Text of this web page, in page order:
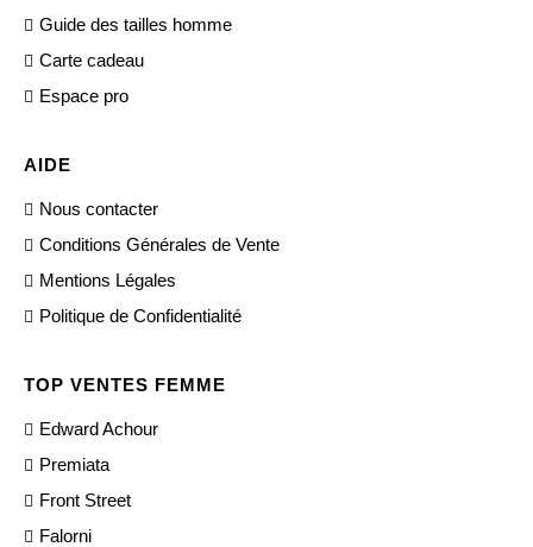
Guide des tailles homme
Carte cadeau
Espace pro
AIDE
Nous contacter
Conditions Générales de Vente
Mentions Légales
Politique de Confidentialité
TOP VENTES FEMME
Edward Achour
Premiata
Front Street
Falorni